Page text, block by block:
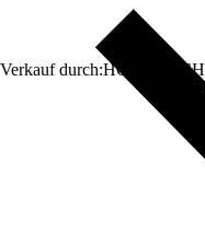
Verkauf durch:HORNBACH